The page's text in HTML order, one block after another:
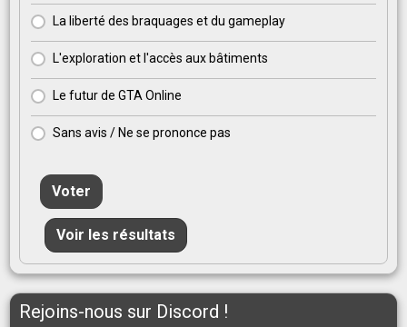
La liberté des braquages et du gameplay
L'exploration et l'accès aux bâtiments
Le futur de GTA Online
Sans avis / Ne se prononce pas
Voter
Voir les résultats
Rejoins-nous sur Discord !